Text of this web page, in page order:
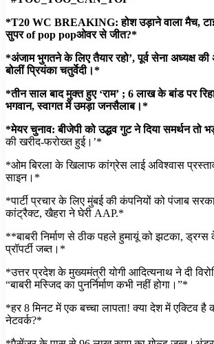
*T20 WC BREAKING: होश उड़ाने वाला मैच,
सुपर of pop popओवर से जीत?*
*अंजाम भुगतने के लिए तैयार रहो’, पूर्व सेना अध्यक्ष
बोलीं प्रियंका चतुर्वेदी।*
*तीन साल बाद मुक्त हुए ‘राम’ ; 6 लाख के बांड पर
भगवान, स्वागत में उमड़ा जनसैलाब।*
*मेयर चुनाव: बीजेपी को उद्धव गुट ने दिया समर्थन तो
की खरीद-फरोख्त हुई।’*
*ओम बिरला के खिलाफ कांग्रेस लाई अविश्वास
साइन।*
*पार्टी प्रचार के लिए मुंबई की कंपनियों को पंजाब
कांट्रैक्ट, खैहरा ने घेरी AAP.*
**बाबरी निर्माण से ठीक पहले हुमायूं को झटका,
प्रॉपर्टी जब्त।*
*उत्तर प्रदेश के मुख्यमंत्री योगी आदित्यनाथ ने दी
“बाबरी मस्जिद का पुनर्निर्माण कभी नहीं होगा।”*
*हर 8 मिनट में एक बच्चा लापता! क्या देश में एक्टिव है
नेटवर्क?*